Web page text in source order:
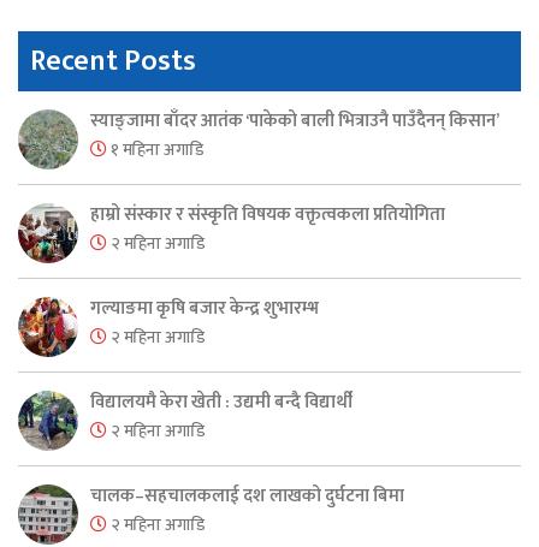
Recent Posts
स्याङ्जामा बाँदर आतंक ‘पाकेको बाली भित्राउनै पाउँदैनन् किसान’
१ महिना अगाडि
हाम्रो संस्कार र संस्कृति विषयक वक्तृत्वकला प्रतियोगिता
२ महिना अगाडि
गल्याङमा कृषि बजार केन्द्र शुभारम्भ
२ महिना अगाडि
विद्यालयमै केरा खेती : उद्यमी बन्दै विद्यार्थी
२ महिना अगाडि
चालक–सहचालकलाई दश लाखको दुर्घटना बिमा
२ महिना अगाडि